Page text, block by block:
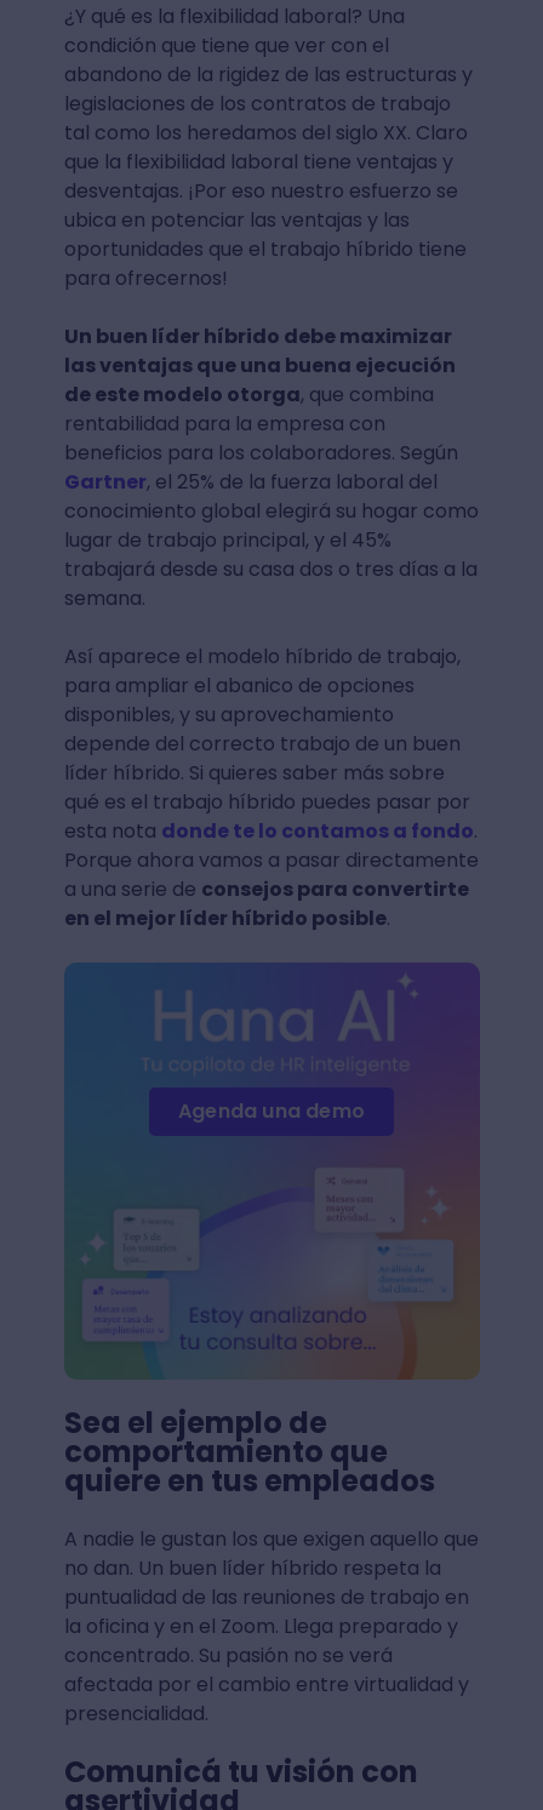
¿Y qué es la flexibilidad laboral? Una
condición que tiene que ver con el
abandono de la rigidez de las estructuras y
legislaciones de los contratos de trabajo
tal como los heredamos del siglo XX. Claro
que la flexibilidad laboral tiene ventajas y
desventajas. ¡Por eso nuestro esfuerzo se
ubica en potenciar las ventajas y las
oportunidades que el trabajo híbrido tiene
para ofrecernos!
Un buen líder híbrido debe maximizar
las ventajas que una buena ejecución
de este modelo otorga, que combina
rentabilidad para la empresa con
beneficios para los colaboradores. Según
Gartner, el 25% de la fuerza laboral del
conocimiento global elegirá su hogar como
lugar de trabajo principal, y el 45%
trabajará desde su casa dos o tres días a la
semana.
Así aparece el modelo híbrido de trabajo,
para ampliar el abanico de opciones
disponibles, y su aprovechamiento
depende del correcto trabajo de un buen
líder híbrido. Si quieres saber más sobre
qué es el trabajo híbrido puedes pasar por
esta nota donde te lo contamos a fondo.
Porque ahora vamos a pasar directamente
a una serie de consejos para convertirte
en el mejor líder híbrido posible.
Agenda una demo
Sea el ejemplo de
comportamiento que
quiere en tus empleados
A nadie le gustan los que exigen aquello que
no dan. Un buen líder híbrido respeta la
puntualidad de las reuniones de trabajo en
la oficina y en el Zoom. Llega preparado y
concentrado. Su pasión no se verá
afectada por el cambio entre virtualidad y
presencialidad.
Comunicá tu visión con
asertividad